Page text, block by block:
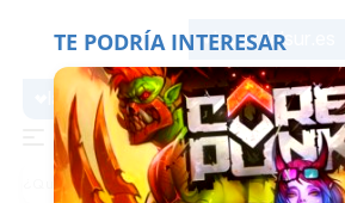
lavozdelsur.es
lavozdelsur.es
TE PODRÍA INTERESAR